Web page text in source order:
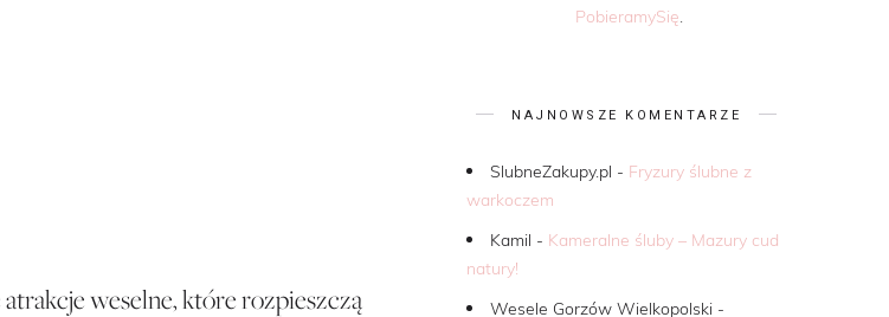
weselne, które rozpieszczą
PobieramySię
NAJNOWSZE KOMENTARZE
SlubneZakupy.pl - Fryzury ślubne z
warkoczem
Kamil - Kameralne śluby – Mazury cud
natury!
Wesele Gorzów Wielkopolski -